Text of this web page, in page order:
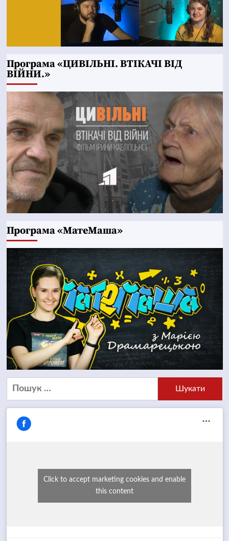
Програма «ЦИВІЛЬНІ. ВТІКАЧІ ВІД
ВІЙНИ.»
Програма «МатеМаша»
Пошук:
Click to accept marketing cookies and enable
this content